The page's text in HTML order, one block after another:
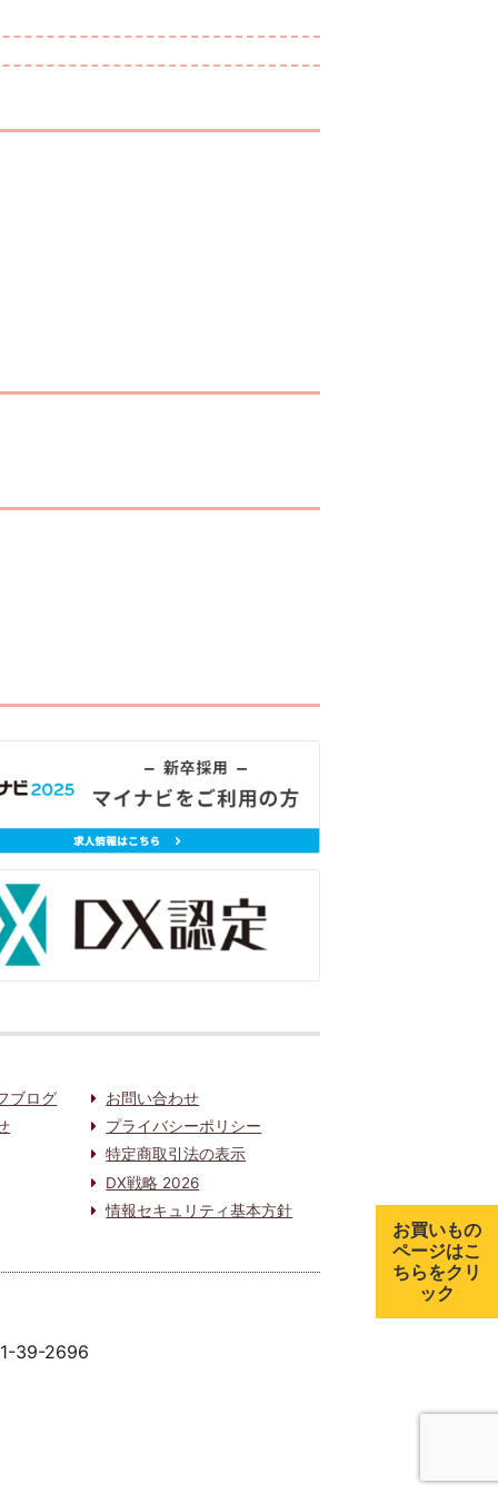
ブログ
お問い合わせ
プライバシーポリシー
特定商取引法の表示
DX戦略 2026
情報セキュリティ基本方針
39-2696
お買いもの
ページはこ
ちらをクリ
ック